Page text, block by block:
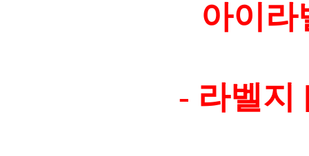
아이라
- 라벨지